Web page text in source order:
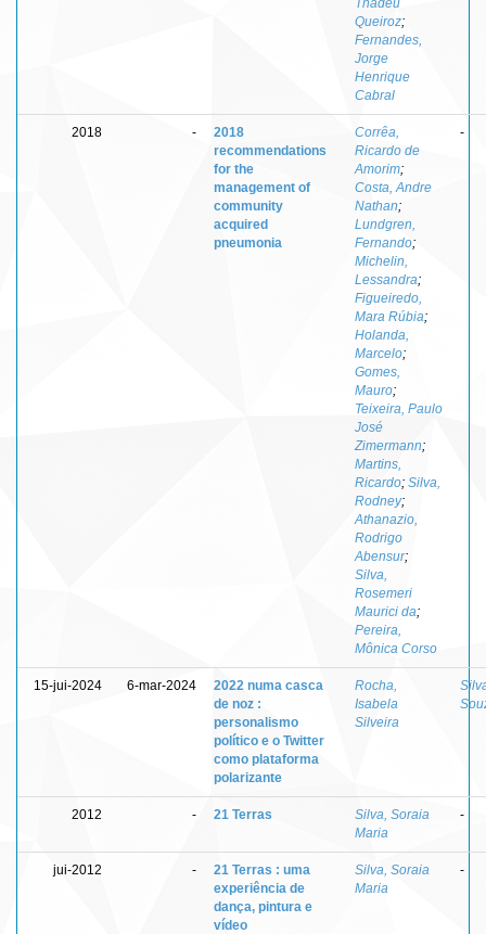
Queiroz;
Fernandes,
Jorge
Henrique
Cabral
2018 -
2018
recommendations
for the
management of
community
acquired
pneumonia
Corrêa,
Ricardo de
Amorim;
Costa, Andre
Nathan;
Lundgren,
Fernando;
Michelin,
Lessandra;
Figueiredo,
Mara Rúbia;
Holanda,
Marcelo;
Gomes,
Mauro;
Teixeira, Paulo
José
Zimermann;
Martins,
Ricardo; Silva,
Rodney;
Athanazio,
Rodrigo
Abensur;
Silva,
Rosemeri
Maurici da;
Pereira,
Mônica Corso
-
15-jui-2024 6-mar-2024
2022 numa casca
de noz :
personalismo
político e o Twitter
como plataforma
polarizante
Rocha,
Isabela
Silveira
2012 - 21 Terras
Silva, Soraia
Maria
-
jui-2012 -
21 Terras : uma
experiência de
dança, pintura e
vídeo
Silva, Soraia
Maria
-